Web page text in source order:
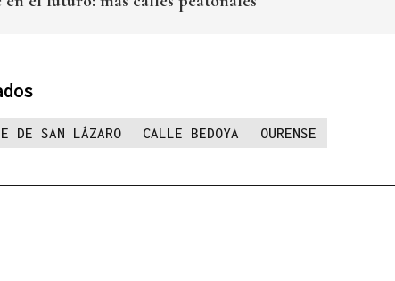
DE SAN LÁZARO CALLE BEDOYA OURENSE